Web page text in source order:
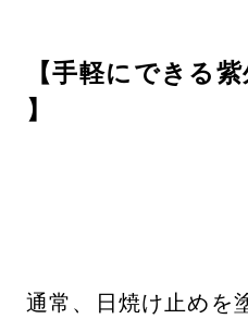
【手軽にできる
】
通常、日焼け止め